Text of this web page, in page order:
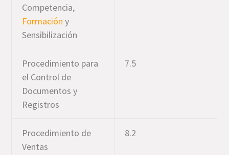
Competencia,
Formación y
Sensibilización
Procedimiento para
el Control de
Documentos y
Registros
7.5
Procedimiento de
Ventas
8.2